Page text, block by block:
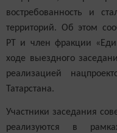
востребованность и
территорий. Об этом
РТ и член фракции
ходе выездного
реализацией
Татарстана.
Участники заседания
реализуются в